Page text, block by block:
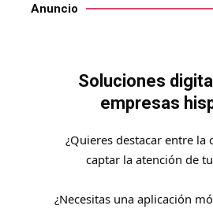
Anuncio
Soluciones
empresas
¿Quieres destacar entre la
captar la atención de
¿Necesitas una aplicación